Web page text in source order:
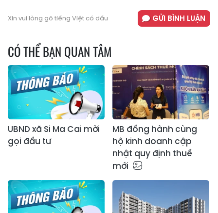
Xin vui lòng gõ tiếng Việt có dấu GỬI BÌNH LUẬN
CÓ THỂ BẠN QUAN TÂM
UBND xã Si Ma Cai mời
gọi đầu tư
MB đồng hành cùng
hộ kinh doanh cập
nhật quy định thuế
mới